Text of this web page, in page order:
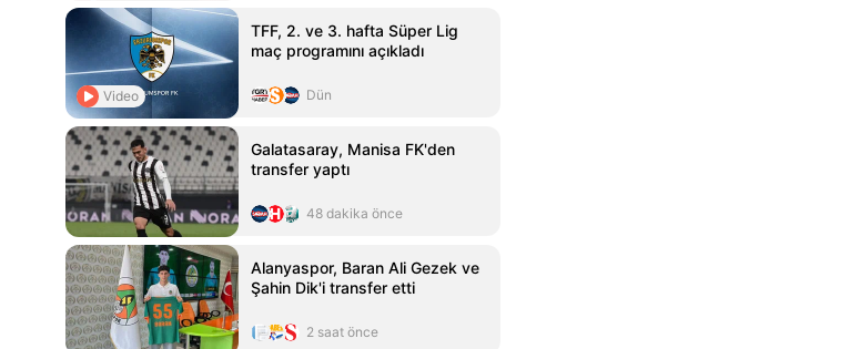
Video
TFF, 2. ve 3. hafta Süper Lig
maç programını açıkladı
Dün
Galatasaray, Manisa FK'den
transfer yaptı
48 dakika önce
Alanyaspor, Baran Ali Gezek ve
Şahin Dik'i transfer etti
2 saat önce